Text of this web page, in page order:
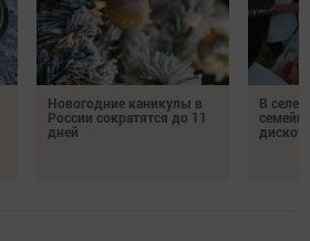
Новогодние каникулы в
России сократятся до 11
дней
В селе